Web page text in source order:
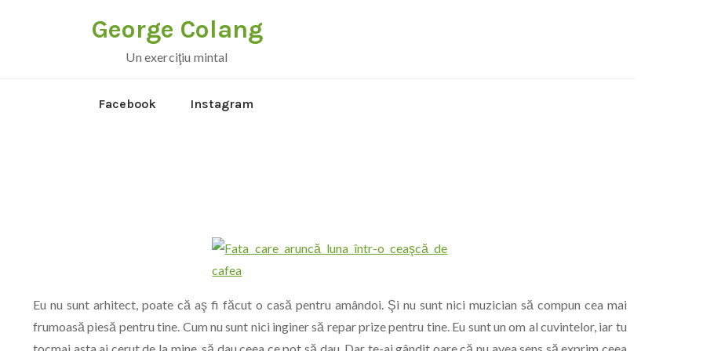
George Colang
Un exerciţiu mintal
Facebook Instagram
Eu nu sunt arhitect, poate că aş fi făcut o casă pentru amândoi. Şi nu sunt nici muzician să compun cea mai
frumoasă piesă pentru tine. Cum nu sunt nici inginer să repar prize pentru tine. Eu sunt un om al cuvintelor, iar tu